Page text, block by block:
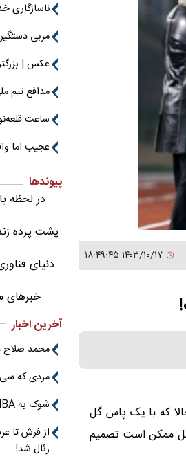
که با یک پاس گل
ممکن است تصمیم
ناسازگاری
مربی
عکس |
مدافع تیم
ساعت قلعه‌نویی ۲۰ خانواده را از
عجیب اما واقعی: رضاییان و مسی بهترین
پیوندها
در لحظه
پشت پرده
دنیای
خبرهای
آخرین اخبار
محمد صلاح
مردی که سی
شوک به NBA | بازیکن مشهور بسکتبال اوردوز کرد!
رئال شد!